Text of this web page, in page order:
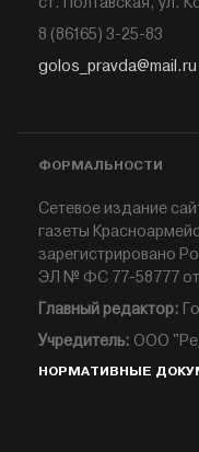
8 (86165) 3-25-83
golos_pravda@mail.ru
ФОРМАЛЬНОСТИ
Сетевое издание
газеты
зарегистрировано
ЭЛ № ФС 77-58777
Главный редактор:
Учредитель: ООО
НОРМАТИВНЫЕ